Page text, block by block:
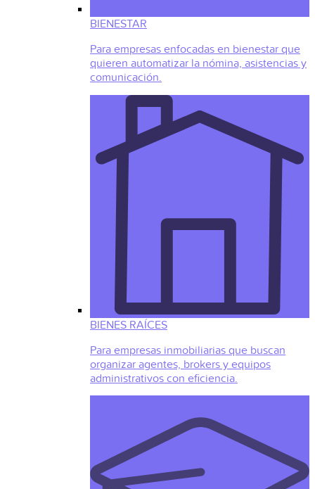
BIENESTAR
Para empresas enfocadas en bienestar que
quieren automatizar la nómina, asistencias y
comunicación.
BIENES RAÍCES
Para empresas inmobiliarias que buscan
organizar agentes, brokers y equipos
administrativos con eficiencia.